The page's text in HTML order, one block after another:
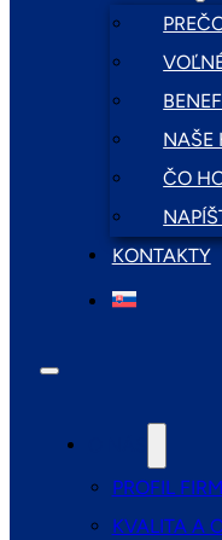
NAŠE
ČO
KONTAKTY
PROFIL
KVALITA A